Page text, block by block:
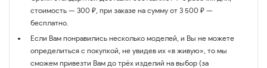
стоимость — 300 ₽, при заказе на сумму от 3 500 ₽ —
бесплатно.
Если Вам понравились несколько моделей, и Вы не можете
определиться с покупкой, не увидев их «в живую», то мы
сможем привезти Вам до трёх изделий на выбор (за